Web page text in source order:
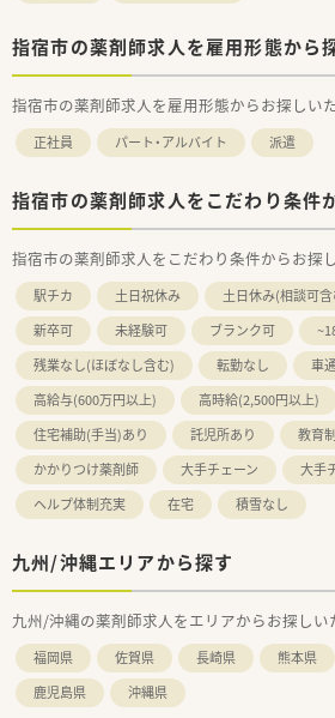
指宿市の薬剤師求人を雇用形態から
指宿市の薬剤師求人を雇用形態からお探しい
正社員 パート・アルバイト 派遣
指宿市の薬剤師求人をこだわり条件
指宿市の薬剤師求人をこだわり条件からお探
駅チカ 土日祝休み 土日休み(相談可
新卒可
未経験可 ブランク可
残業なし(ほぼなし含む)
転勤なし
車
高給与(600万円以上)
高時給(2,500円以上)
住宅補助(手当)あり
託児所あり 教育
かかりつけ薬剤師
大手チェーン
大手
ヘルプ体制充実
在宅 積雪なし
九州/沖縄エリアから探す
九州/沖縄の薬剤師求人をエリアからお探しい
福岡県 佐賀県 長崎県 熊本県
鹿児島県
沖縄県